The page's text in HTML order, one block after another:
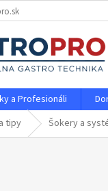
a Profesionáli
tipy Šokery a